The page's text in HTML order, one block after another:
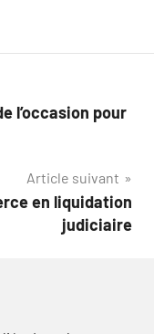
l’occasion pour
Article suivant
en liquidation
judiciaire